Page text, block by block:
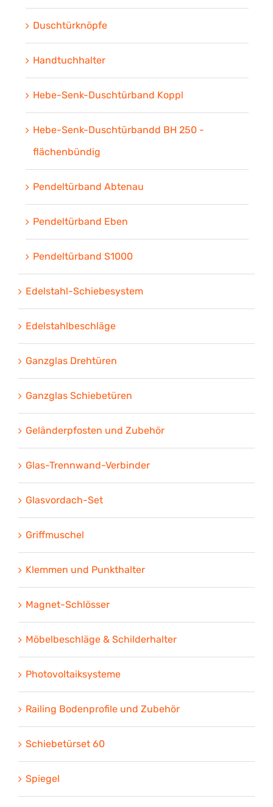
Duschtürknöpfe
Handtuchhalter
Hebe-Senk-Duschtürband Koppl
Hebe-Senk-Duschtürbandd BH 250 -
flächenbündig
Pendeltürband Abtenau
Pendeltürband Eben
Pendeltürband S1000
Edelstahl-Schiebesystem
Edelstahlbeschläge
Ganzglas Drehtüren
Ganzglas Schiebetüren
Geländerpfosten und Zubehör
Glas-Trennwand-Verbinder
Glasvordach-Set
Griffmuschel
Klemmen und Punkthalter
Magnet-Schlösser
Möbelbeschläge & Schilderhalter
Photovoltaiksysteme
Railing Bodenprofile und Zubehör
Schiebetürset 60
Spiegel